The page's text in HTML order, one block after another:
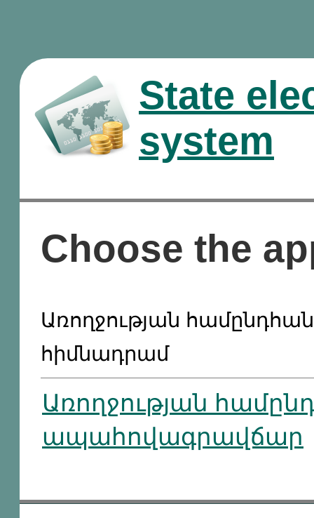
State
system
Choose the
Առողջության
հիմնադրամ
Առողջության
ապահովագրավճար